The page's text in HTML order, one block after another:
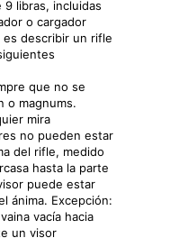
9 libras, incluidas
o cargador
es describir un rifle
que no se
o magnums.
mira
no pueden estar
del rifle, medido
hasta la parte
puede estar
ánima. Excepción:
vacía hacia
un visor